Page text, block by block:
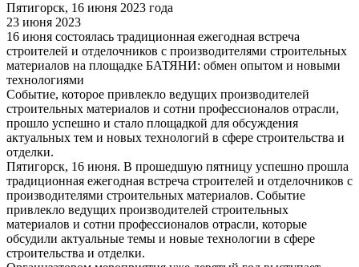
Пятигорск, 16 июня 2023 года
23 июня 2023
16 июня состоялась традиционная ежегодная встреча
строителей и отделочников с производителями строительных
материалов на площадке БАТЯНИ: обмен опытом и новыми
технологиями
Событие, которое привлекло ведущих производителей
строительных материалов и сотни профессионалов отрасли,
прошло успешно и стало площадкой для обсуждения
актуальных тем и новых технологий в сфере строительства и
отделки.
Пятигорск, 16 июня. В прошедшую пятницу успешно прошла
традиционная ежегодная встреча строителей и отделочников с
производителями строительных материалов. Событие
привлекло ведущих производителей строительных
материалов и сотни профессионалов отрасли, которые
обсудили актуальные темы и новые технологии в сфере
строительства и отделки.